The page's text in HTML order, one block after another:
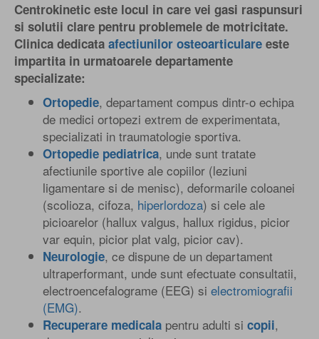
Centrokinetic este locul in care vei gasi raspunsuri
si solutii clare pentru problemele de motricitate.
Clinica dedicata afectiunilor osteoarticulare este
impartita in urmatoarele departamente
specializate:
Ortopedie, departament compus dintr-o echipa
de medici ortopezi extrem de experimentata,
specializati in traumatologie sportiva.
Ortopedie pediatrica, unde sunt tratate
afectiunile sportive ale copiilor (leziuni
ligamentare si de menisc), deformarile coloanei
(scolioza, cifoza, hiperlordoza) si cele ale
picioarelor (hallux valgus, hallux rigidus, picior
var equin, picior plat valg, picior cav).
Neurologie, ce dispune de un departament
ultraperformant, unde sunt efectuate consultatii,
electroencefalograme (EEG) si electromiografii
(EMG).
Recuperare medicala pentru adulti si copii,